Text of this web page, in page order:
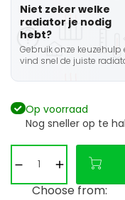
Niet zeker welke
radiator je nodig
hebt?
Gebruik onze keuzehulp
vind snel de juiste
Op voorraad
Nog sneller op te
Choose from: